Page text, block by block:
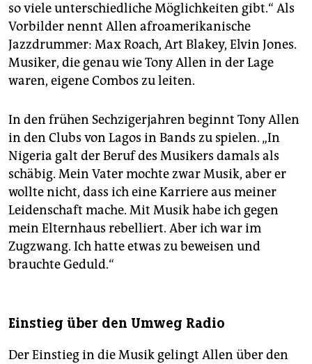
so viele unterschiedliche Möglichkeiten gibt.“ Als
Vorbilder nennt Allen afroamerikanische
Jazzdrummer: Max Roach, Art Blakey, Elvin Jones.
Musiker, die genau wie Tony Allen in der Lage
waren, eigene Combos zu leiten.
In den frühen Sechzigerjahren beginnt Tony Allen
in den Clubs von Lagos in Bands zu spielen. „In
Nigeria galt der Beruf des Musikers damals als
schäbig. Mein Vater mochte zwar Musik, aber er
wollte nicht, dass ich eine Karriere aus meiner
Leidenschaft mache. Mit Musik habe ich gegen
mein Elternhaus rebelliert. Aber ich war im
Zugzwang. Ich hatte etwas zu beweisen und
brauchte Geduld.“
Einstieg über den Umweg Radio
Der Einstieg in die Musik gelingt Allen über den